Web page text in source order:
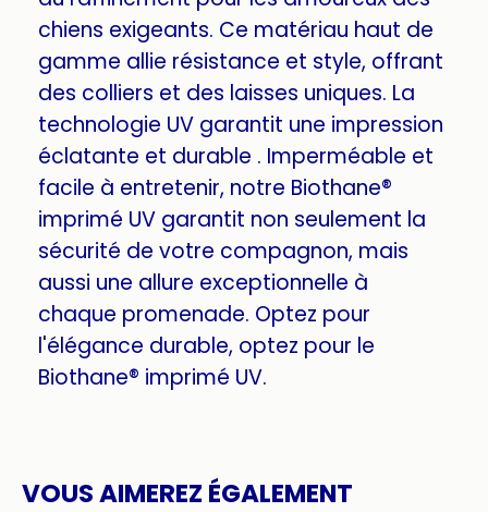
chiens exigeants. Ce matériau haut de
gamme allie résistance et style, offrant
des colliers et des laisses uniques. La
technologie UV garantit une impression
éclatante et durable . Imperméable et
facile à entretenir, notre Biothane®
imprimé UV garantit non seulement la
sécurité de votre compagnon, mais
aussi une allure exceptionnelle à
chaque promenade. Optez pour
l'élégance durable, optez pour le
Biothane® imprimé UV.
VOUS AIMEREZ ÉGALEMENT